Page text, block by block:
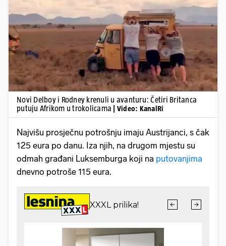
Pokretanje videa...
Novi Delboy i Rodney krenuli u avanturu: Četiri Britanca
putuju Afrikom u trokolicama
| Video: KanalRi
Najvišu prosječnu potrošnju imaju Austrijanci, s čak
125 eura po danu. Iza njih, na drugom mjestu su
odmah građani Luksemburga koji na putovanjima
dnevno potroše 115 eura.